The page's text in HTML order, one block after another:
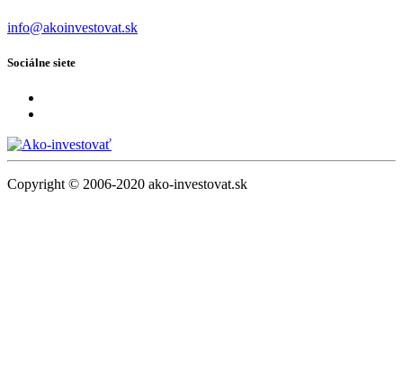
info@akoinvestovat.sk
Sociálne siete
Copyright © 2006-2020 ako-investovat.sk